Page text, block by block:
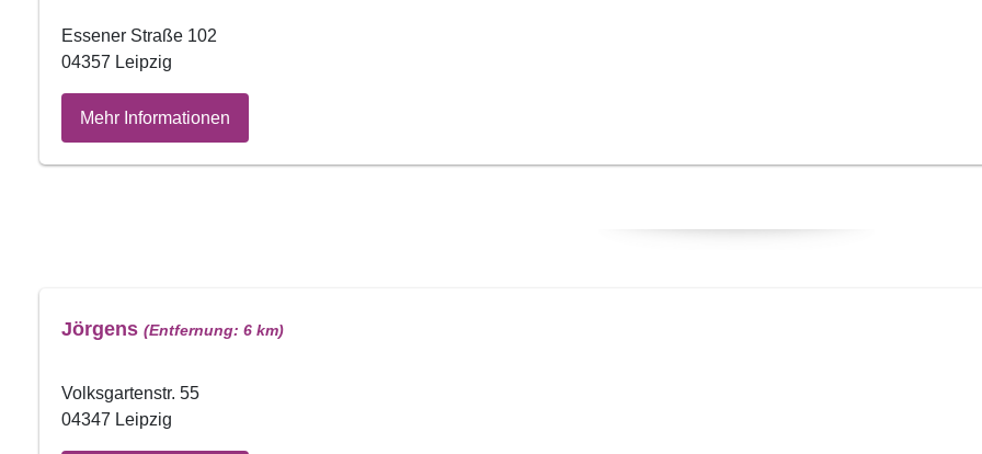
Essener Straße 102
04357 Leipzig
Mehr Informationen
Jörgens (Entfernung: 6 km)
Volksgartenstr. 55
04347 Leipzig